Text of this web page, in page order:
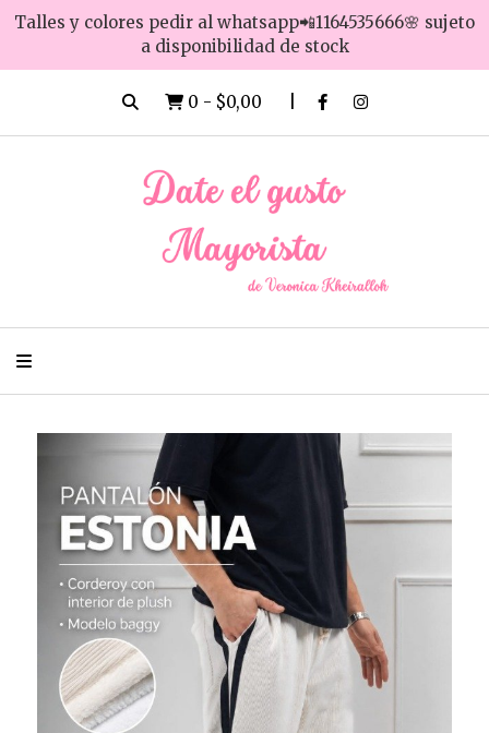
Talles y colores pedir al whatsapp📲1164535666🌸 sujeto
a disponibilidad de stock
0 - $0,00